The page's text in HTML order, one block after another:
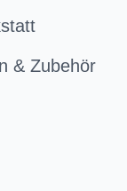
& Zubehör